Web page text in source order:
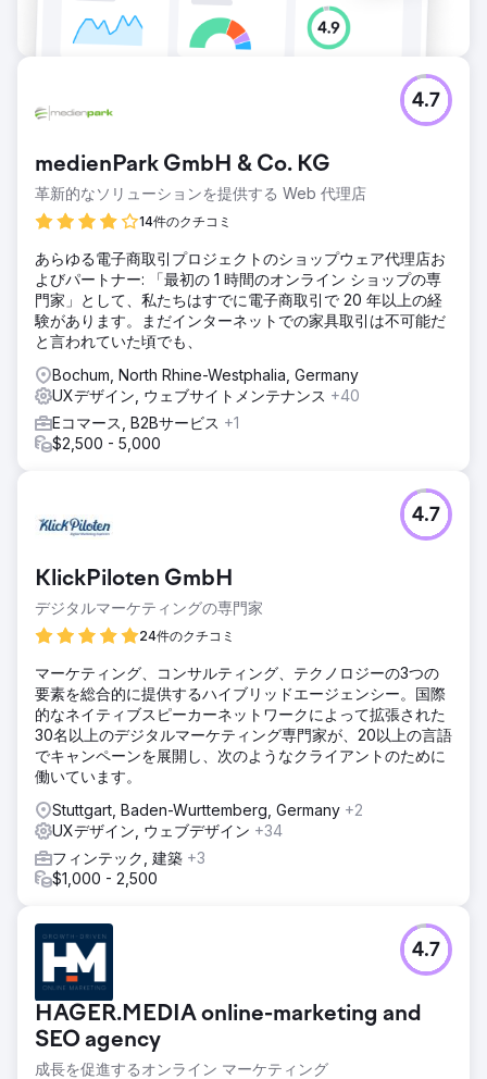
medienPark GmbH & Co. KG
革新的なソリューションを提供する Web 代理店
14件のクチコミ
4.7
あらゆる電子商取引プロジェクトのショップウェア代理店お
よびパートナー: 「最初の 1 時間のオンライン ショップの専
門家」として、私たちはすでに電子商取引で 20 年以上の経
験があります。まだインターネットでの家具取引は不可能だ
と言われていた頃でも、
Bochum, North Rhine-Westphalia, Germany
UXデザイン, ウェブサイトメンテナンス +40
Eコマース, B2Bサービス +1
$2,500 - 5,000
KlickPiloten GmbH
デジタルマーケティングの専門家
24件のクチコミ
4.7
マーケティング、コンサルティング、テクノロジーの3つの
要素を総合的に提供するハイブリッドエージェンシー。国際
的なネイティブスピーカーネットワークによって拡張された
30名以上のデジタルマーケティング専門家が、20以上の言語
でキャンペーンを展開し、次のようなクライアントのために
働いています。
Stuttgart, Baden-Wurttemberg, Germany +2
UXデザイン, ウェブデザイン +34
フィンテック, 建築 +3
$1,000 - 2,500
HAGER.MEDIA online-marketing and
SEO agency
成長を促進するオンライン マーケティング
4.7